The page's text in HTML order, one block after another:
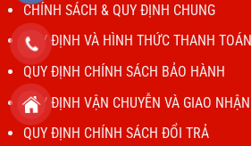
CHÍNH SÁCH & QUY ĐỊNH CHUNG
QUY ĐỊNH VÀ HÌNH THỨC THANH TOÁN
QUY ĐỊNH CHÍNH SÁCH BẢO HÀNH
QUY ĐỊNH VẬN CHUYỄN VÀ GIAO NHẬN
QUY ĐỊNH CHÍNH SÁCH ĐỔI TRẢ